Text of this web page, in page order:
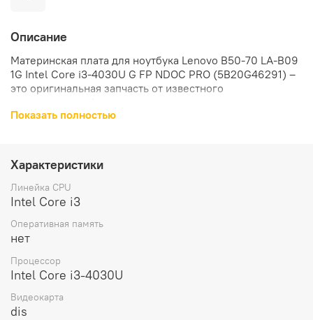
Описание
Материнская плата для ноутбука Lenovo B50-70 LA-B09
1G Intel Core i3-4030U G FP NDOC PRO (5B20G46291) –
это оригинальная запчасть от известного
Модель процессора на материнской плате - Intel Core i3
4030U. Это обеспечивает высокую производительность
и быстродействие при выполнении различных задач,
видео или игры.
Материнская плата оснащена видеочипом Intel HD
Graphics 4400. Это позволяет наслаждаться
качественной графикой и плавным воспроизведением
видео.
Показать полностью
Характеристики
Линейка CPU
Intel Core i3
Оперативная память
нет
Процессор
Intel Core i3-4030U
Видеокарта
dis